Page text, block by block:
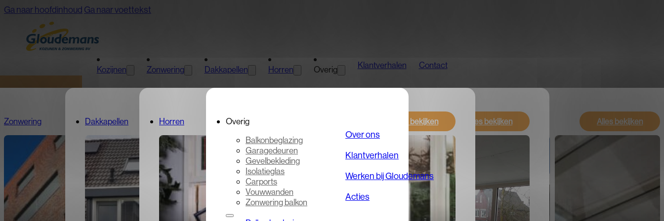
Ga naar hoofdinhoud Ga naar voettekst
Kozijnen
Kozijnen Alles bekijken
Zonwering
Zonwering Alles bekijken
Dakkapellen
Dakkapellen Alles bekijken
Horren
Horren Alles bekijken
Overig
Overig
Balkonbeglazing
Garagedeuren
Gevelbekleding
Isolatieglas
Carports
Vouwwanden
Zonwering balkon
Klantverhalen Contact
Over ons
Klantverhalen
Werken bij Gloudemans
Acties
Offerte aanvragen